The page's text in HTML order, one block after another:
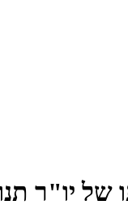
של יו"ר